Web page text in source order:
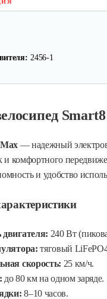
2456-1
— надежный
и комфортного
и удобство
240 Вт
тяговый
скорость: 25 км/ч.
до 80 км на одном заряде.
8–10 часов.